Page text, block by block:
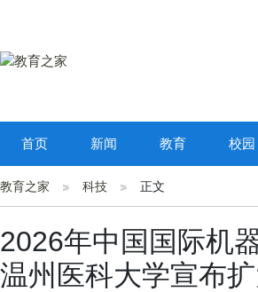
首页 新闻 教育 校园
教育之家 科技 正文
2026年中国国际机
温州医科大学宣布